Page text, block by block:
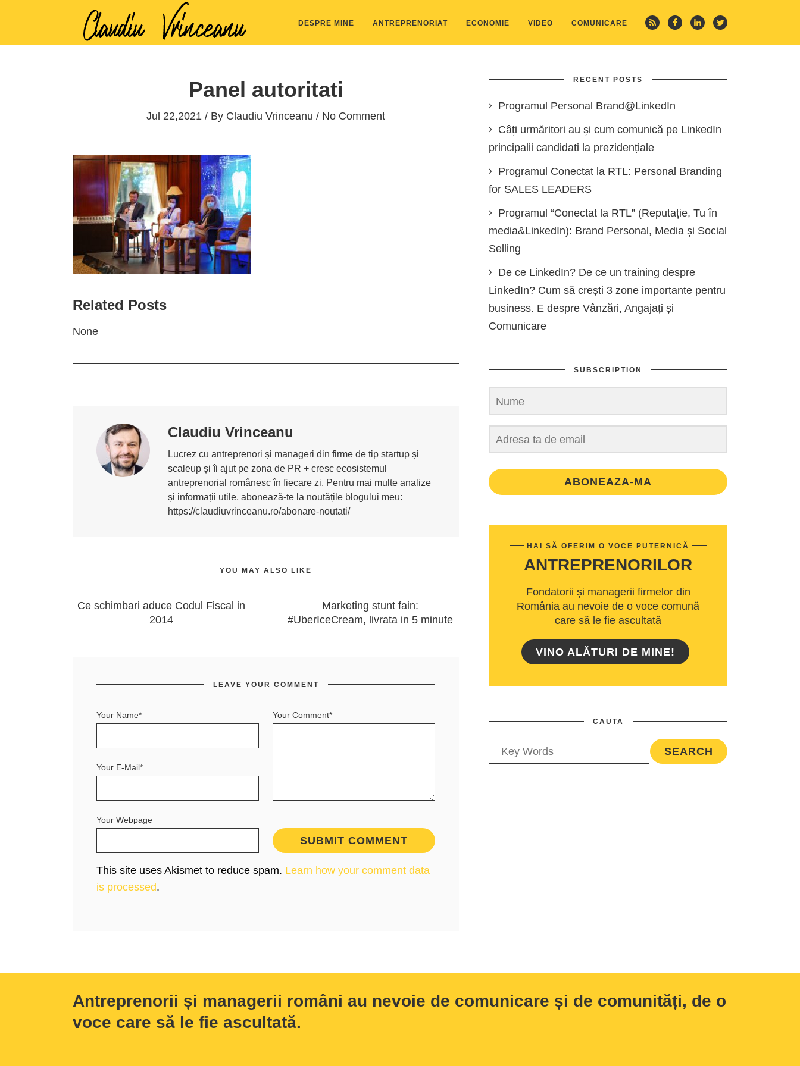
DESPRE MINE ANTREPRENORIAT ECONOMIE VIDEO COMUNICARE
Panel autoritati
Jul 22,2021 / By Claudiu Vrinceanu / No Comment
Related Posts
None
Claudiu Vrinceanu
Lucrez cu antreprenori și manageri din firme de tip startup și
scaleup și îi ajut pe zona de PR + cresc ecosistemul
antreprenorial românesc în fiecare zi. Pentru mai multe analize
și informații utile, abonează-te la noutățile blogului meu:
https://claudiuvrinceanu.ro/abonare-noutati/
YOU MAY ALSO LIKE
Ce schimbari aduce Codul Fiscal in
2014
Marketing stunt fain:
#UberIceCream, livrata in 5 minute
LEAVE YOUR COMMENT
Your Comment*
Your Name*
Your E-Mail*
Your Webpage
This site uses Akismet to reduce spam. Learn how your comment data
is processed.
RECENT POSTS
Programul Personal Brand@LinkedIn
Câți urmăritori au și cum comunică pe LinkedIn
principalii candidați la prezidențiale
Programul Conectat la RTL: Personal Branding
for SALES LEADERS
Programul “Conectat la RTL” (Reputație, Tu în
media&LinkedIn): Brand Personal, Media și Social
Selling
De ce LinkedIn? De ce un training despre
LinkedIn? Cum să crești 3 zone importante pentru
business. E despre Vânzări, Angajați și
Comunicare
SUBSCRIPTION
ABONEAZA-MA
HAI SĂ OFERIM O VOCE PUTERNICĂ
ANTREPRENORILOR
Fondatorii și managerii firmelor din
România au nevoie de o voce comună
care să le fie ascultată
VINO ALĂTURI DE MINE!
CAUTA
Antreprenorii și managerii români au nevoie de comunicare și de comunități, de o
voce care să le fie ascultată.